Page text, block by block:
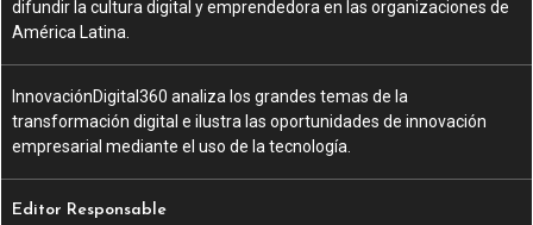
difundir la cultura digital y emprendedora en las organizaciones de
América Latina.
InnovaciónDigital360 analiza los grandes temas de la
transformación digital e ilustra las oportunidades de innovación
empresarial mediante el uso de la tecnología.
Editor Responsable